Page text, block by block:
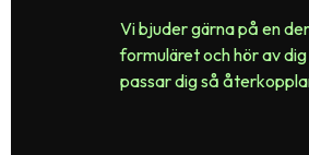
Vi bjuder gärna på en
formuläret och hör av
passar dig så